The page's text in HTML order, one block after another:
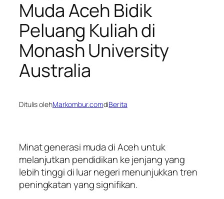
Muda Aceh Bidik
Peluang Kuliah di
Monash University
Australia
Ditulis olehMarkombur.comdiBerita
Minat generasi muda di Aceh untuk
melanjutkan pendidikan ke jenjang yang
lebih tinggi di luar negeri menunjukkan tren
peningkatan yang signifikan.